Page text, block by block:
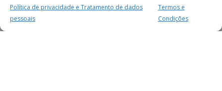
Política de privacidade e Tratamento de dados
pessoais
Termos e
Condições